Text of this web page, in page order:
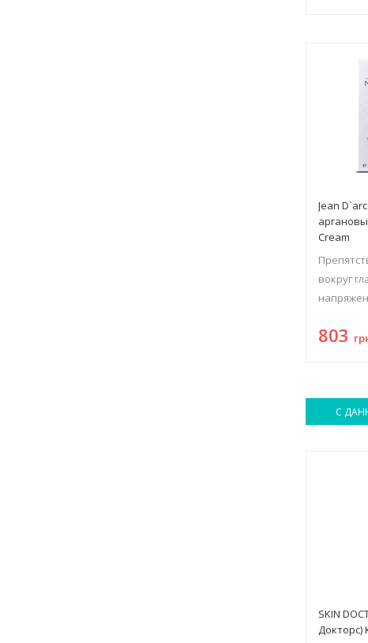
Jean
Cream
вокруг
803
С
SKIN
Докторс)